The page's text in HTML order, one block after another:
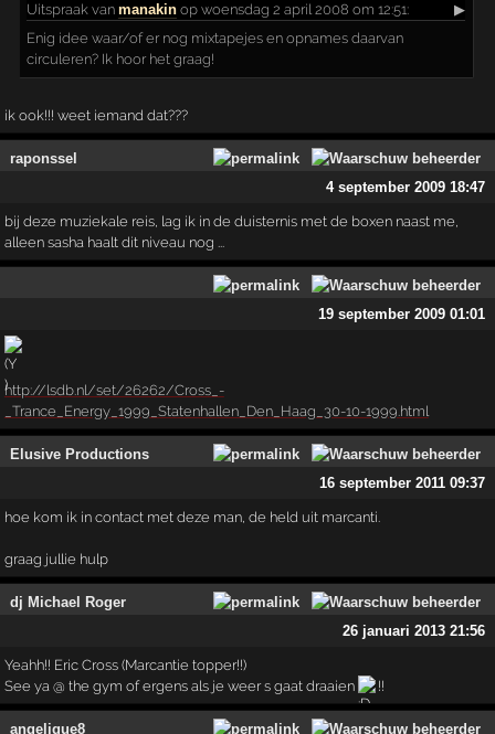
Uitspraak vanmanakin op woensdag 2 april 2008 om 12:51:
▶
Enig idee waar/of er nog mixtapejes en opnames daarvan
circuleren? Ik hoor het graag!
ik ook!!! weet iemand dat???
raponssel
4 september 2009 18:47
bij deze muziekale reis, lag ik in de duisternis met de boxen naast me,
alleen sasha haalt dit niveau nog ...
19 september 2009 01:01
http://lsdb.nl/set/26262/Cross_-
_Trance_Energy_1999_Statenhallen_Den_Haag_30-10-1999.html
Elusive Productions
16 september 2011 09:37
hoe kom ik in contact met deze man, de held uit marcanti.
graag jullie hulp
dj Michael Roger
26 januari 2013 21:56
Yeahh!! Eric Cross (Marcantie topper!!)
See ya @ the gym of ergens als je weer s gaat draaien
!!
angelique8